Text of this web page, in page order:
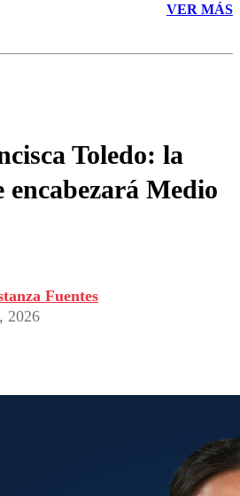
VER MÁS
Toledo: la
encabezará Medio
Fuentes
2026